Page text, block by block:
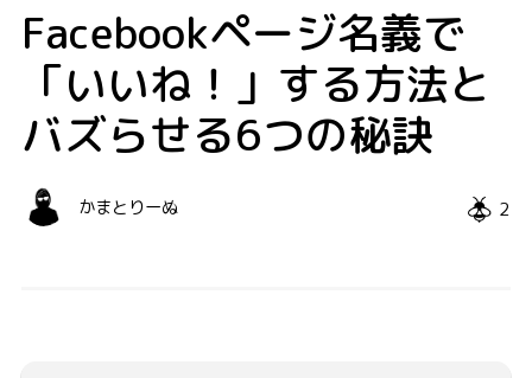
Facebookページ名義で
「いいね！」する方法と
バズらせる6つの秘訣
かまとりーぬ 2